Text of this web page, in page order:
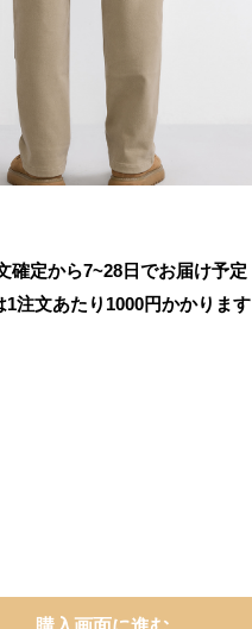
確定から7~28日でお届け予定
1注文あたり 1000円かかります